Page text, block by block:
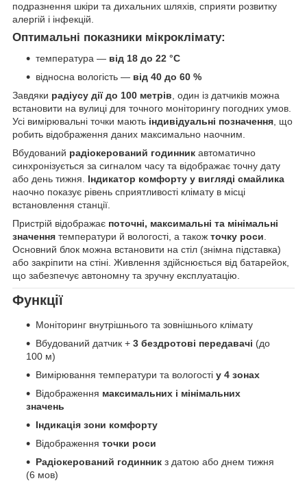
подразнення шкіри та дихальних шляхів, сприяти розвитку
алергій і інфекцій.
Оптимальні показники мікроклімату:
температура — від 18 до 22 °C
відносна вологість — від 40 до 60 %
Завдяки радіусу дії до 100 метрів , один із датчиків можна
встановити на вулиці для точного моніторингу погодних умов.
Усі вимірювальні точки мають індивідуальні позначення , що
робить відображення даних максимально наочним.
Вбудований радіокерований годинник автоматично
синхронізується за сигналом часу та відображає точну дату
або день тижня. Індикатор комфорту у вигляді смайлика
наочно показує рівень сприятливості клімату в місці
встановлення станції.
Пристрій відображає поточні, максимальні та мінімальні
значення температури й вологості, а також точку роси
Основний блок можна встановити на стіл (знімна підставка)
або закріпити на стіні. Живлення здійснюється від батарейок,
що забезпечує автономну та зручну експлуатацію.
Функції
Моніторинг внутрішнього та зовнішнього клімату
Вбудований датчик + 3 бездротові передавачі (до
100 м)
Вимірювання температури та вологості у 4 зонах
Відображення максимальних і мінімальних
значень
Індикація зони комфорту
Відображення точки роси
Радіокерований годинник з датою або днем тижня
(6 мов)